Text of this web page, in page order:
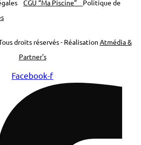
CGU “Ma Piscine” Politique de
droits réservés - Réalisation Atmédia &
Partner's
Facebook-f